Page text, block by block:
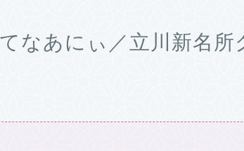
なあにぃ／立川新名所